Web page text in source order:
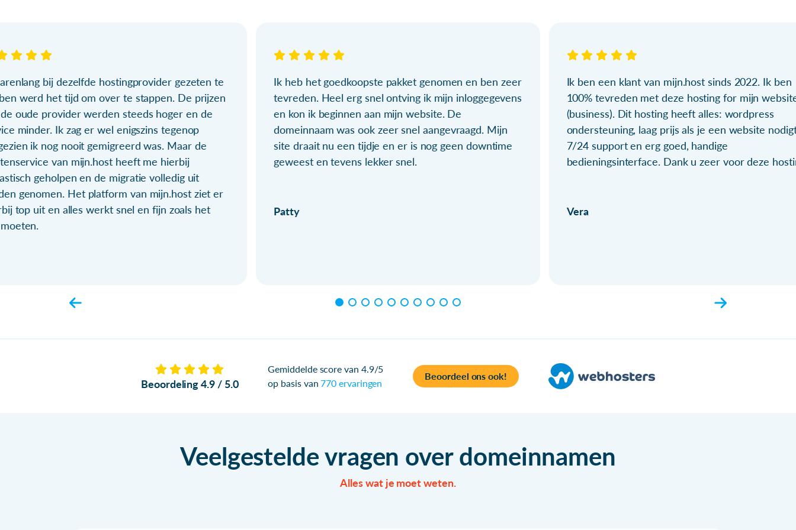
bij dezelfde hostingprovider gezeten te
werd het tijd om over te stappen. De prijzen
oude provider werden steeds hoger en de
minder. Ik zag er wel enigszins tegenop
ik nog nooit gemigreerd was. Maar de
van mijn.host heeft me hierbij
geholpen en de migratie volledig uit
genomen. Het platform van mijn.host ziet er
top uit en alles werkt snel en fijn zoals het
Ik heb het goedkoopste pakket genomen en ben zeer
tevreden. Heel erg snel ontving ik mijn inloggegevens
en kon ik beginnen aan mijn website. De
domeinnaam was ook zeer snel aangevraagd. Mijn
site draait nu een tijdje en er is nog geen downtime
geweest en tevens lekker snel.
Patty
Ik ben een klant van mijn.host sinds 2022. Ik ben
100% tevreden met deze hosting for mijn
(business). Dit hosting heeft alles: wordpress
ondersteuning, laag prijs als je een website
7/24 support en erg goed, handige
bedieningsinterface. Dank u zeer voor deze
Vera
Beoordeling 4.9 / 5.0
Gemiddelde score van 4.9/5
op basis van770 ervaringen
Beoordeel ons ook!
Veelgestelde vragen over domeinnamen
Alles wat je moet weten.